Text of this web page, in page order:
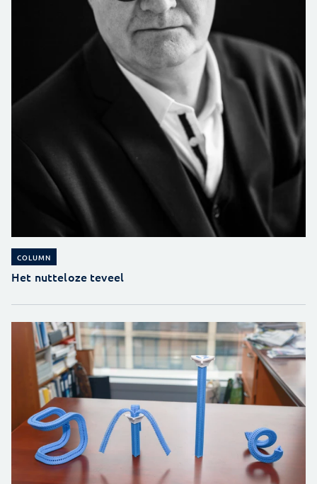
COLUMN
Het nutteloze teveel